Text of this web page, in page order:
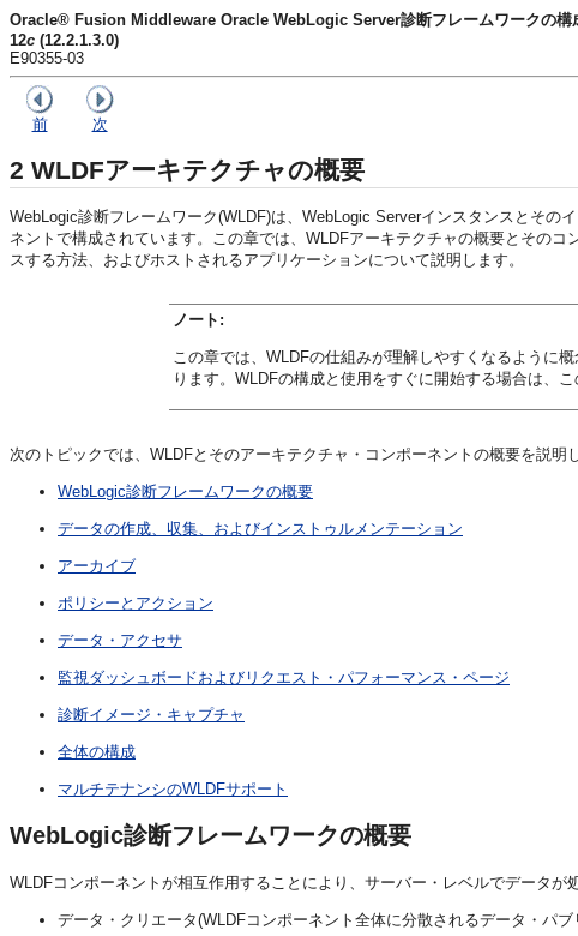
Oracle® Fusion Middleware Oracle WebLogic Server診断フレームワークの構
12c (12.2.1.3.0)
E90355-03
前 次
2 WLDFアーキテクチャの概要
WebLogic診断フレームワーク(WLDF)は、WebLogic Serverインスタンスとそ
ネントで構成されています。
この章では、WLDFアーキテクチャの概要とその
スする方法、およびホストされるアプリケーションについて説明します。
ノート:
この章では、WLDFの仕組みが理解しやすくなるように
ります。WLDFの構成と使用をすぐに開始する場合は、
次のトピックでは、WLDFとそのアーキテクチャ・コンポーネントの概要を説明
WebLogic診断フレームワークの概要
データの作成、収集、およびインストゥルメンテーション
アーカイブ
ポリシーとアクション
データ・アクセサ
監視ダッシュボードおよびリクエスト・パフォーマンス・ページ
診断イメージ・キャプチャ
全体の構成
マルチテナンシのWLDFサポート
WebLogic診断フレームワークの概要
WLDFコンポーネントが相互作用することにより、サーバー・レベルでデータが
データ・クリエータ(WLDFコンポーネント全体に分散されるデータ・パ